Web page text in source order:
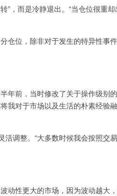
”，而是冷静退出。“当仓位很重
仓位，除非对于发生的特异性事
前，当时修改了关于操作级别的
我对于市场以及生活的朴素经验
调整。“大多数时候我会按照交
动性更大的市场，因为波动越大